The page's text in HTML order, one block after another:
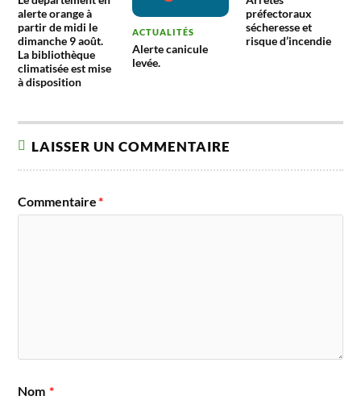
alerte orange à
partir de midi le
dimanche 9 août.
La bibliothèque
climatisée est mise
à disposition
ACTUALITÉS
Alerte canicule
levée.
préfectoraux
sécheresse et
risque d’incendie
LAISSER UN COMMENTAIRE
Commentaire*
Nom *